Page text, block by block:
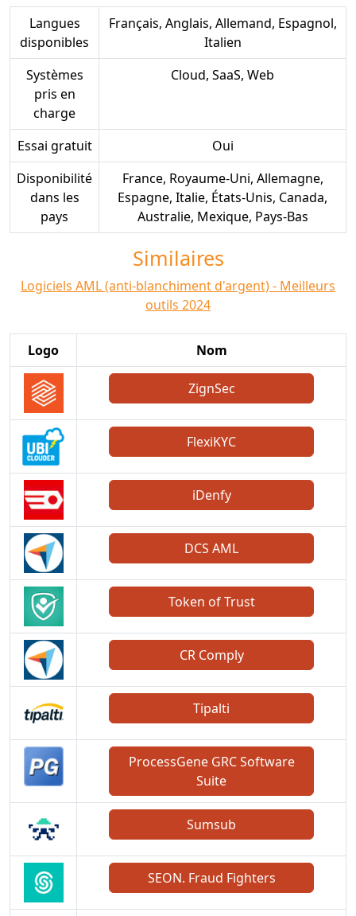
Langues
disponibles
Français, Anglais, Allemand, Espagnol,
Italien
Systèmes
pris en
charge
Cloud, SaaS, Web
Essai gratuit
Oui
Disponibilité
dans les
pays
France, Royaume-Uni, Allemagne,
Espagne, Italie, États-Unis, Canada,
Australie, Mexique, Pays-Bas
Similaires
Logiciels AML (anti-blanchiment d'argent) - Meilleurs
outils 2024
Logo Nom
ZignSec
FlexiKYC
iDenfy
DCS AML
Token of Trust
CR Comply
Tipalti
ProcessGene GRC Software
Suite
Sumsub
SEON. Fraud Fighters